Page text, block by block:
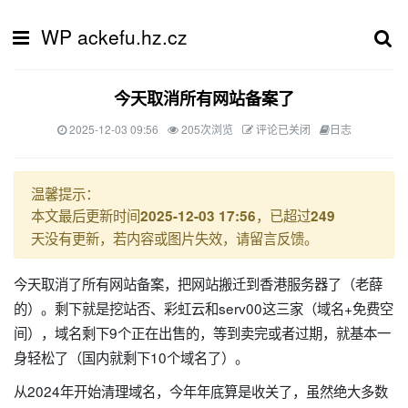
WP ackefu.hz.cz
今天取消所有网站备案了
2025-12-03 09:56 205次浏览 评论已关闭 日志
温馨提示：
本文最后更新时间2025-12-03 17:56，已超过249
天没有更新，若内容或图片失效，请留言反馈。
今天取消了所有网站备案，把网站搬迁到香港服务器了（老薛
的）。剩下就是挖站否、彩虹云和serv00这三家（域名+免费空
间），域名剩下9个正在出售的，等到卖完或者过期，就基本一
身轻松了（国内就剩下10个域名了）。
从2024年开始清理域名，今年年底算是收关了，虽然绝大多数